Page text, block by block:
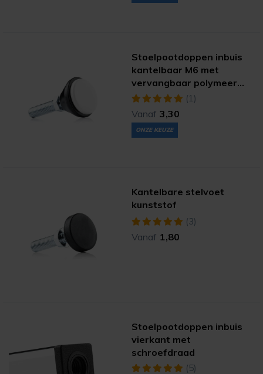
Stoelpootdoppen inbuis
kantelbaar M6 met
vervangbaar polymeer
(extreme)
(1)
Vanaf 3,30
ONZE KEUZE
Kantelbare stelvoet
kunststof
(3)
Vanaf 1,80
Stoelpootdoppen inbuis
vierkant met
schroefdraad
(5)